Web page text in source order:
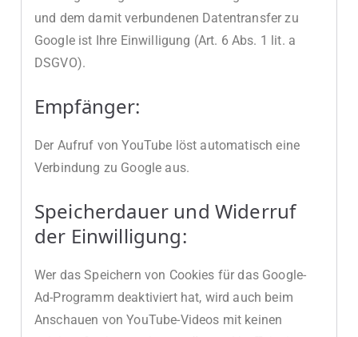
und dem damit verbundenen Datentransfer zu
Google ist Ihre Einwilligung (Art. 6 Abs. 1 lit. a
DSGVO).
Empfänger:
Der Aufruf von YouTube löst automatisch eine
Verbindung zu Google aus.
Speicherdauer und Widerruf
der Einwilligung:
Wer das Speichern von Cookies für das Google-
Ad-Programm deaktiviert hat, wird auch beim
Anschauen von YouTube-Videos mit keinen